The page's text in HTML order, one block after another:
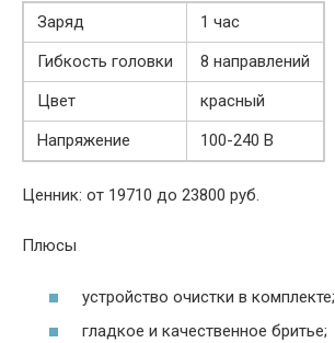
Заряд
1 час
Гибкость головки
8 направлений
Цвет
красный
Напряжение
100-240 В
Ценник: от 19710 до 23800 руб.
Плюсы
устройство очистки в комплекте;
гладкое и качественное бритье;